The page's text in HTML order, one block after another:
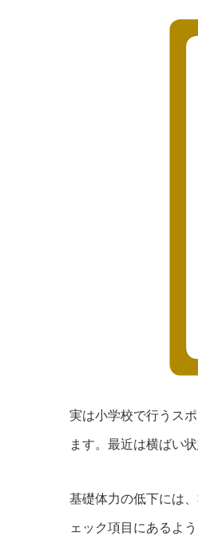
実は小学校で行うス
ます。最近は横ばい
基礎体力の低下には
ェック項目にあるよ